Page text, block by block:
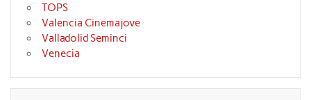
TOPS
Valencia Cinemajove
Valladolid Seminci
Venecia